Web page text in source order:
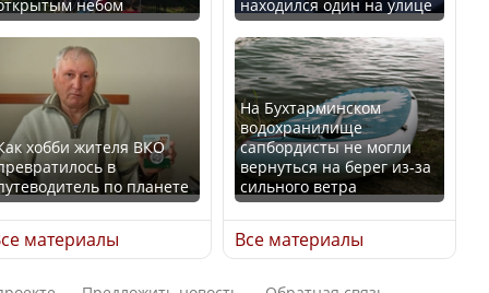
ли представлены
интересы регионов в
Курултае?
төменгі жалақы,
экология: жеті
сайлаушылармен
талқылап жатыр?
Трамп официально
вступил в должность
президента США
Луну признали объектом
культурного наследия,
находящегося под
угрозой исчезновения
небом
хобби жителя ВКО
в
по планете
материалы
находился один на улице
На Бухтарминском
водохранилище
сапбордисты не могли
вернуться на берег из-за
сильного ветра
Все материалы